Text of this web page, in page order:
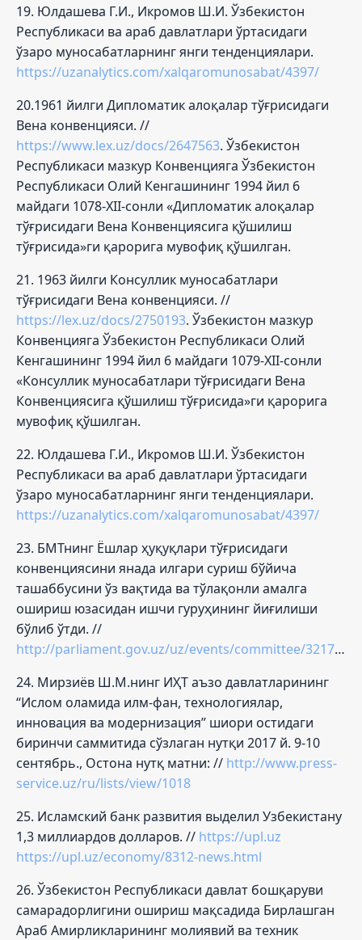
19. Юлдашева Г.И., Икромов Ш.И. Ўзбекистон
Республикаси ва араб давлатлари ўртасидаги
ўзаро муносабатларнинг янги тенденциялари.
https://uzanalytics.com/xalqaromunosabat/4397/
20.1961 йилги Дипломатик алоқалар тўғрисидаги
Вена конвенцияси. //
https://www.lex.uz/docs/2647563. Ўзбекистон
Республикаси мазкур Конвенцияга Ўзбекистон
Республикаси Олий Кенгашининг 1994 йил 6
майдаги 1078-XII-сонли «Дипломатик алоқалар
тўғрисидаги Вена Конвенциясига қўшилиш
тўғрисида»ги қарорига мувофиқ қўшилган.
21. 1963 йилги Консуллик муносабатлари
тўғрисидаги Вена конвенцияси. //
https://lex.uz/docs/2750193. Ўзбекистон мазкур
Конвенцияга Ўзбекистон Республикаси Олий
Кенгашининг 1994 йил 6 майдаги 1079-XII-сонли
«Консуллик муносабатлари тўғрисидаги Вена
Конвенциясига қўшилиш тўғрисида»ги қарорига
мувофиқ қўшилган.
22. Юлдашева Г.И., Икромов Ш.И. Ўзбекистон
Республикаси ва араб давлатлари ўртасидаги
ўзаро муносабатларнинг янги тенденциялари.
https://uzanalytics.com/xalqaromunosabat/4397/
23. БМТнинг Ёшлар ҳуқуқлари тўғрисидаги
конвенциясини янада илгари суриш бўйича
ташаббусини ўз вақтида ва тўлақонли амалга
ошириш юзасидан ишчи гуруҳининг йиғилиши
бўлиб ўтди. //
http://parliament.gov.uz/uz/events/committee/32175/
24. Мирзиёв Ш.М.нинг ИҲТ аъзо давлатларининг
“Ислом оламида илм-фан, технологиялар,
инновация ва модернизация” шиори остидаги
биринчи саммитида сўзлаган нутқи 2017 й. 9-10
сентябрь., Остона нутқ матни: // http://www.press-
service.uz/ru/lists/view/1018
25. Исламский банк развития выделил Узбекистану
1,3 миллиардов долларов. // https://upl.uz
https://upl.uz/economy/8312-news.html
26. Ўзбекистон Республикаси давлат бошқаруви
самарадорлигини ошириш мақсадида Бирлашган
Араб Амирликларининг молиявий ва техник